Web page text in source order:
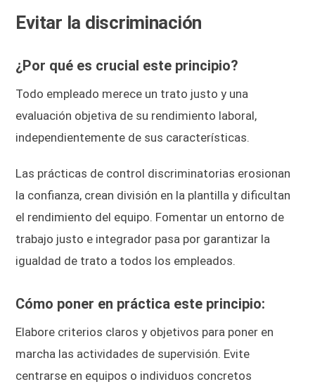
Evitar la discriminación
¿Por qué es crucial este principio?
Todo empleado merece un trato justo y una
evaluación objetiva de su rendimiento laboral,
independientemente de sus características.
Las prácticas de control discriminatorias erosionan
la confianza, crean división en la plantilla y dificultan
el rendimiento del equipo. Fomentar un entorno de
trabajo justo e integrador pasa por garantizar la
igualdad de trato a todos los empleados.
Cómo poner en práctica este principio:
Elabore criterios claros y objetivos para poner en
marcha las actividades de supervisión. Evite
centrarse en equipos o individuos concretos